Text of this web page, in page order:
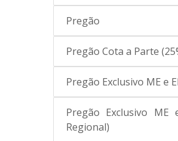
Pregão
Pregão Cota a Parte
Pregão Exclusivo ME e
Pregão Exclusivo ME
Regional)